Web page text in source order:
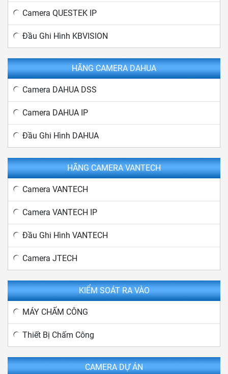
Camera QUESTEK IP
Đầu Ghi Hình KBVISION
HÃNG CAMERA DAHUA
Camera DAHUA DSS
Camera DAHUA IP
Đầu Ghi Hình DAHUA
HÃNG CAMERA VANTECH
Camera VANTECH
Camera VANTECH IP
Đầu Ghi Hình VANTECH
Camera JTECH
KIỂM SOÁT RA VÀO
MÁY CHẤM CÔNG
Thiết Bị Chấm Công
CAMERA DỰ ÁN